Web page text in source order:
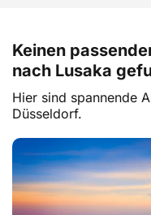
Keinen
nach Lusaka
Hier sind spannende
Düsseldorf.